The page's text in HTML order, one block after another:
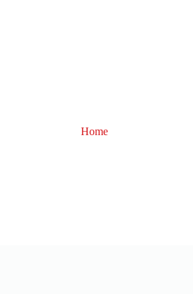
Home